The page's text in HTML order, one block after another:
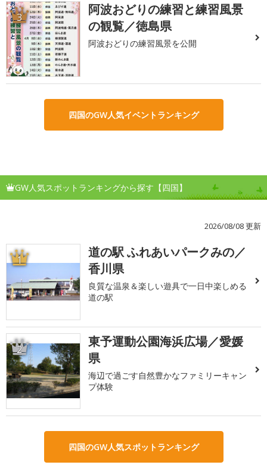
3
阿波おどりの練習と練習風景
の観覧／徳島県
阿波おどりの練習風景を公開
四国のGW人気イベントランキング
GW人気スポットランキングから探す【四国】
2026/08/08 更新
1
道の駅 ふれあいパークみの／
香川県
良質な温泉＆楽しい遊具で一日中楽しめる
道の駅
2
東予運動公園海浜広場／愛媛
県
海辺で過ごす自然豊かなファミリーキャン
プ体験
四国のGW人気スポットランキング